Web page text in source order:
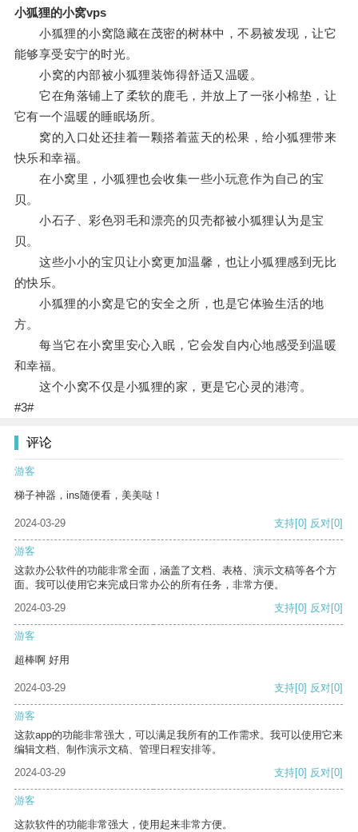
小狐狸的小窝vps
小狐狸的小窝隐藏在茂密的树林中，不易被发现，让它
能够享受安宁的时光。
小窝的内部被小狐狸装饰得舒适又温暖。
它在角落铺上了柔软的鹿毛，并放上了一张小棉垫，让
它有一个温暖的睡眠场所。
窝的入口处还挂着一颗搭着蓝天的松果，给小狐狸带来
快乐和幸福。
在小窝里，小狐狸也会收集一些小玩意作为自己的宝
贝。
小石子、彩色羽毛和漂亮的贝壳都被小狐狸认为是宝
贝。
这些小小的宝贝让小窝更加温馨，也让小狐狸感到无比
的快乐。
小狐狸的小窝是它的安全之所，也是它体验生活的地
方。
每当它在小窝里安心入眠，它会发自内心地感受到温暖
和幸福。
这个小窝不仅是小狐狸的家，更是它心灵的港湾。
#3#
评论
游客
梯子神器，ins随便看，美美哒！
2024-03-29 支持[0] 反对[0]
游客
这款办公软件的功能非常全面，涵盖了文档、表格、演示文稿等各个方
面。我可以使用它来完成日常办公的所有任务，非常方便。
2024-03-29
支持[0] 反对[0]
游客
超棒啊 好用
2024-03-29 支持[0] 反对[0]
游客
这款app的功能非常强大，可以满足我所有的工作需求。我可以使用它来
编辑文档、制作演示文稿、管理日程安排等。
2024-03-29
支持[0] 反对[0]
游客
这款软件的功能非常强大，使用起来非常方便。